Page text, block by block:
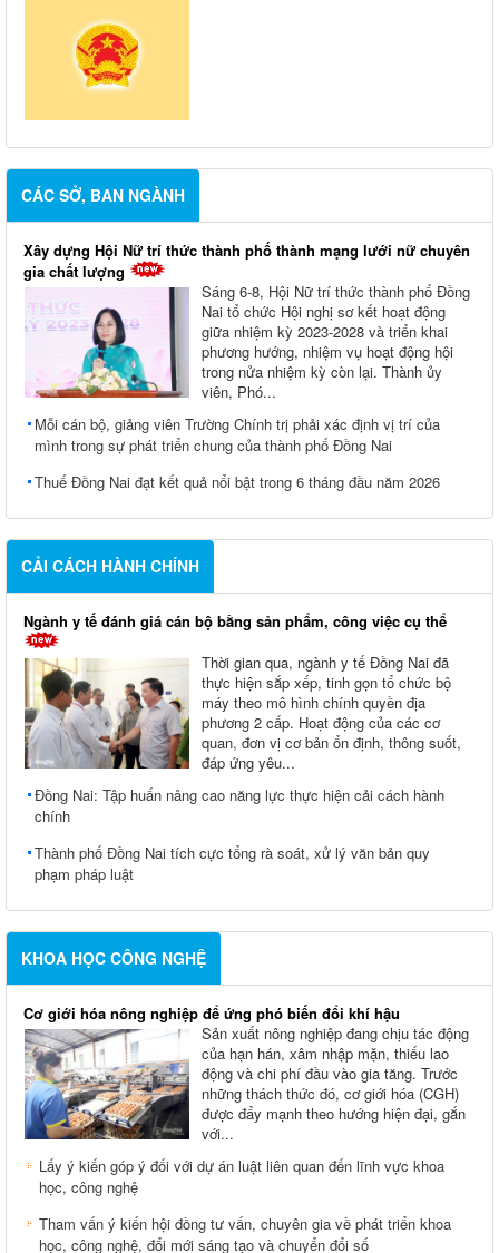
CÁC SỞ, BAN NGÀNH
Xây dựng Hội Nữ trí thức thành phố thành mạng lưới nữ chuyên
gia chất lượng
Sáng 6-8, Hội Nữ trí thức thành phố Đồng
Nai tổ chức Hội nghị sơ kết hoạt động
giữa nhiệm kỳ 2023-2028 và triển khai
phương hướng, nhiệm vụ hoạt động hội
trong nửa nhiệm kỳ còn lại. Thành ủy
viên, Phó...
Mỗi cán bộ, giảng viên Trường Chính trị phải xác định vị trí của
mình trong sự phát triển chung của thành phố Đồng Nai
Thuế Đồng Nai đạt kết quả nổi bật trong 6 tháng đầu năm 2026
CẢI CÁCH HÀNH CHÍNH
Ngành y tế đánh giá cán bộ bằng sản phẩm, công việc cụ thể
Thời gian qua, ngành y tế Đồng Nai đã
thực hiện sắp xếp, tinh gọn tổ chức bộ
máy theo mô hình chính quyền địa
phương 2 cấp. Hoạt động của các cơ
quan, đơn vị cơ bản ổn định, thông suốt,
đáp ứng yêu...
Đồng Nai: Tập huấn nâng cao năng lực thực hiện cải cách hành
chính
Thành phố Đồng Nai tích cực tổng rà soát, xử lý văn bản quy
phạm pháp luật
KHOA HỌC CÔNG NGHỆ
Cơ giới hóa nông nghiệp để ứng phó biến đổi khí hậu
Sản xuất nông nghiệp đang chịu tác động
của hạn hán, xâm nhập mặn, thiếu lao
động và chi phí đầu vào gia tăng. Trước
những thách thức đó, cơ giới hóa (CGH)
được đẩy mạnh theo hướng hiện đại, gắn
với...
Lấy ý kiến góp ý đối với dự án luật liên quan đến lĩnh vực khoa
học, công nghệ
Tham vấn ý kiến hội đồng tư vấn, chuyên gia về phát triển khoa
học, công nghệ, đổi mới sáng tạo và chuyển đổi số